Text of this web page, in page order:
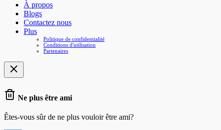
À propos
Blogs
Contactez nous
Plus
Politique de confidentialité
Conditions d'utilisation
Partenaires
Ne plus être ami
Êtes-vous sûr de ne plus vouloir être ami?